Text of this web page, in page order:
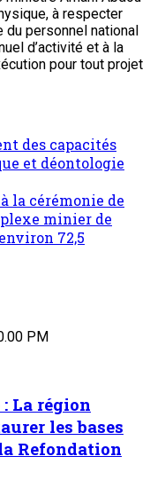
à respecter
du personnel national
d’activité et à la
pour tout projet
des capacités
et déontologie
la cérémonie de
minier de
72,5
La région
les bases
Refondation